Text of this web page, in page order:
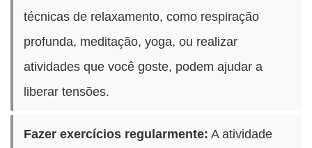
técnicas de relaxamento, como respiração
profunda, meditação, yoga, ou realizar
atividades que você goste, podem ajudar a
liberar tensões.
Fazer exercícios regularmente: A atividade